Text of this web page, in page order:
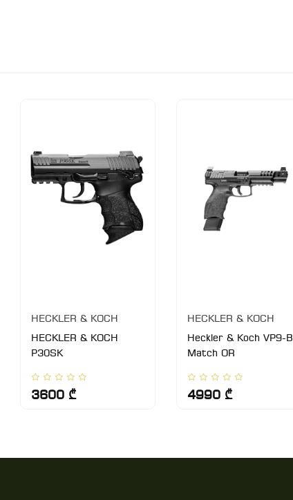
HECKLER & KOCH
HECKLER & KOCH
P30SK
3600 ₾
HECKLER & KOCH
Heckler & Koch VP9-B
Match OR
4990 ₾